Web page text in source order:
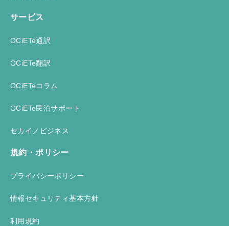
サービス
OCiETe通訳
OCiETe翻訳
OCiETeコラム
OCiETe民泊サポート
セカイノビジネス
規約・ポリシー
プライバシーポリシー
情報セキュリティ基本方針
利用規約